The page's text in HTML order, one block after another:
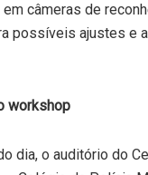
câmeras de
possíveis ajustes e
workshop
dia, o auditório do